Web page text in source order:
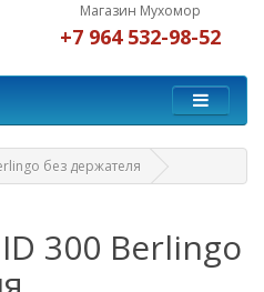
Магазин Мухомор
+7 964 532-98-52
без держателя
300 Berlingo